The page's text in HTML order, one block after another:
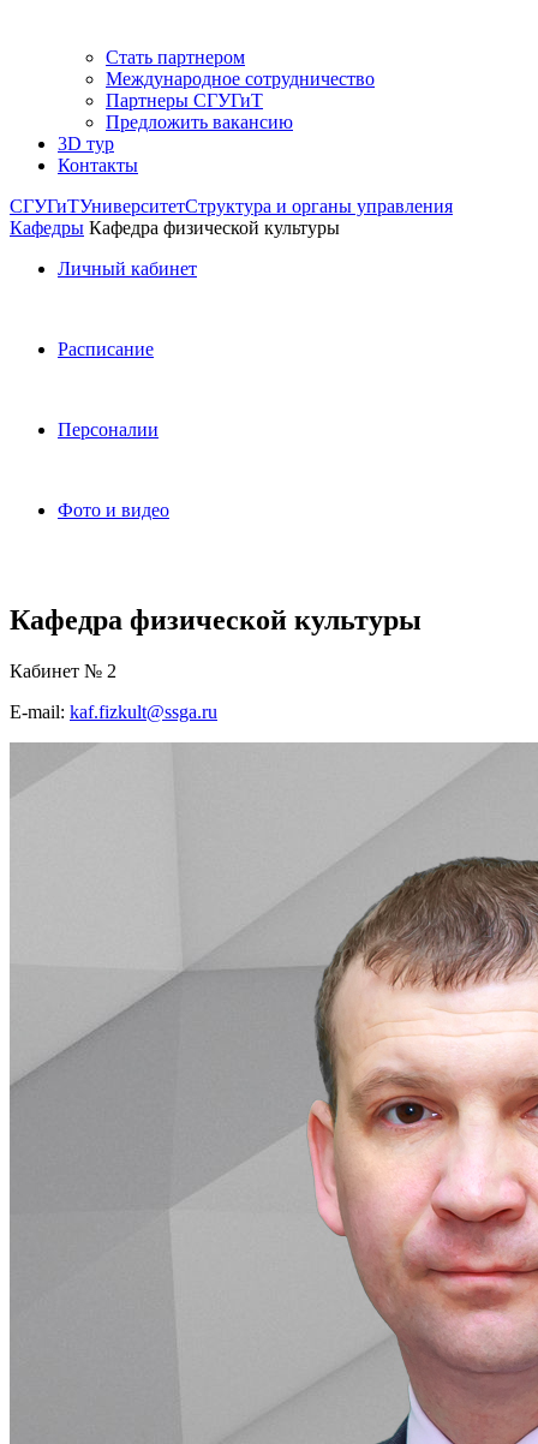
Стать партнером
Международное сотрудничество
Партнеры СГУГиТ
Предложить вакансию
3D тур
Контакты
СГУГиТУниверситетСтруктура и органы управления
Кафедры Кафедра физической культуры
Личный кабинет
Расписание
Персоналии
Фото и видео
Кафедра физической культуры
Кабинет № 2
E-mail: kaf.fizkult@ssga.ru